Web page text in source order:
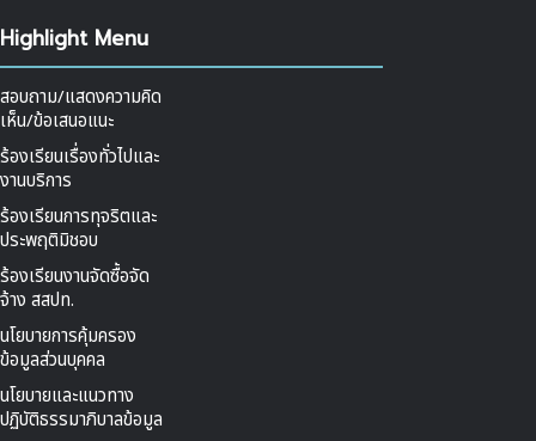
Highlight Menu
สอบถาม/แสดงความคิด
เห็น/ข้อเสนอแนะ
ร้องเรียนเรื่องทั่วไปและ
งานบริการ
ร้องเรียนการทุจริตและ
ประพฤติมิชอบ
ร้องเรียนงานจัดซื้อจัด
จ้าง สสปท.
นโยบายการคุ้มครอง
ข้อมูลส่วนบุคคล
นโยบายและแนวทาง
ปฏิบัติธรรมาภิบาลข้อมูล